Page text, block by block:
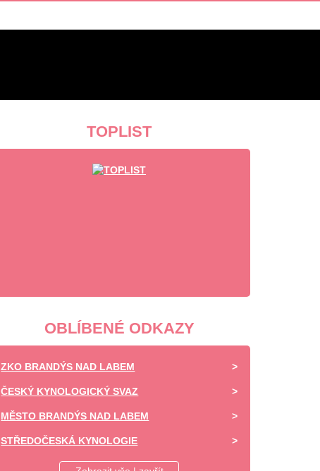
TOPLIST
OBLÍBENÉ ODKAZY
ZKO BRANDÝS NAD LABEM
ČESKÝ KYNOLOGICKÝ SVAZ
MĚSTO BRANDÝS NAD LABEM
STŘEDOČESKÁ KYNOLOGIE
DAISY OF HIGHLAND - CHOVATELSKÁ STANICE -